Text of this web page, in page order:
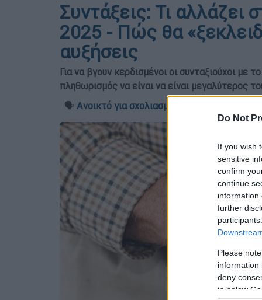
Do Not
If you wish
sensitive
confirm
continue
information
further
Please
information
deny
in below
Συντάξεις: Τι αλλάζει
2025 - Πώς θα
αυξήσεις
Για να βγουν κερδισμένοι οι συνταξιούχοι με
πληθωρισμός να είναι να είναι μεγαλύτερος
🗣️ Ανοικτό για σχολιασμό